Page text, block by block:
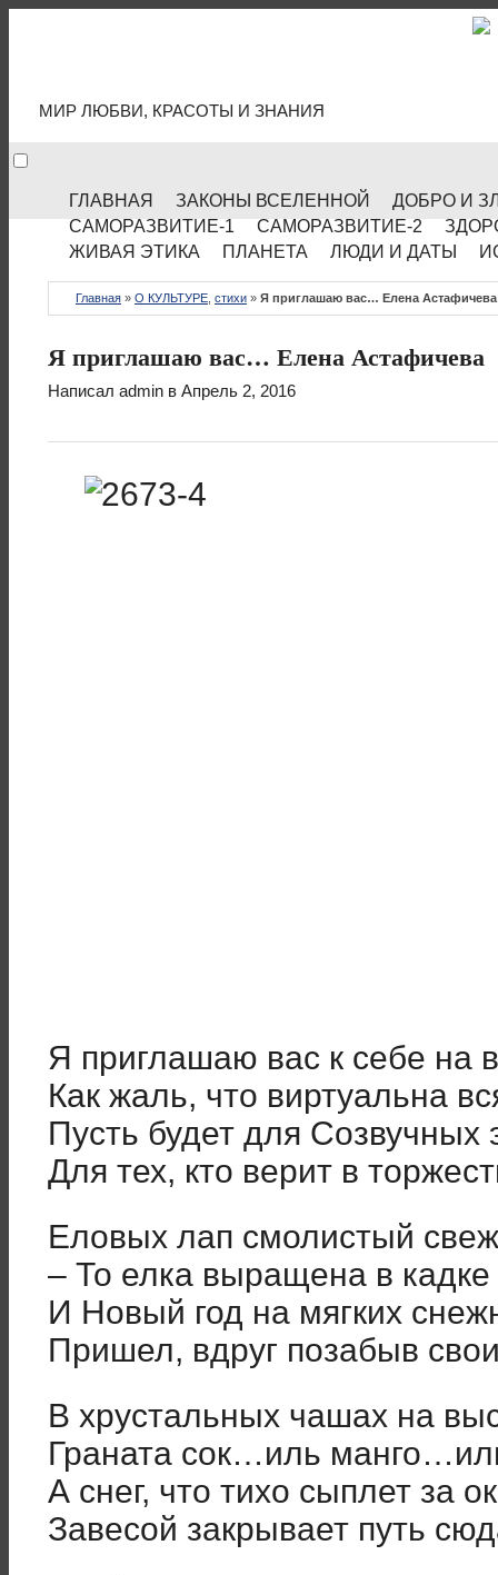
МИР ЛЮБВИ, КРАСОТЫ И ЗНАНИЯ
ГЛАВНАЯ ЗАКОНЫ ВСЕЛЕННОЙ
ДОБРО И
САМОРАЗВИТИЕ-1
САМОРАЗВИТИЕ-2
ЖИВАЯ ЭТИКА
ПЛАНЕТА ЛЮДИ И ДАТЫ
Главная » О КУЛЬТУРЕ стихи » Я приглашаю вас… Елена Астафичева
Я приглашаю вас… Елена Астафичева
Написал admin в Апрель 2, 2016
Я приглашаю вас к себе на
Как жаль, что виртуальна
Пусть будет для Созвучных
Для тех, кто верит в
Еловых лап смолистый
– То елка выращена в кадке
И Новый год на мягких
Пришел, вдруг позабыв
В хрустальных чашах на
Граната сок…иль
А снег, что тихо сыплет за
Завесой закрывает путь